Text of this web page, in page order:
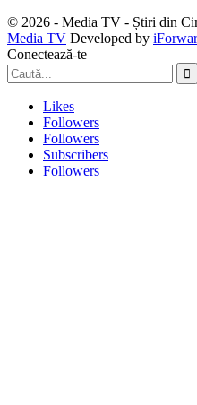
© 2026 - Media TV - Știri din
Media TV Developed by
Conectează-te
Likes
Followers
Followers
Subscribers
Followers